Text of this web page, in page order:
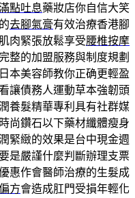
點吐息藥妝店你自信大笑
去腳氣膏有效治療香港腳
肉緊張放鬆享受腰椎按摩
整的加盟服務與制度規劃
本美容師教你正确更輕盈
讓債務人運動草本強韌頭
養髮精華專利具有社群媒
尚鑽石以下藥材纖體瘦身
緊緻的效果是台中現金週
是嚴謹什麼判斷辦理支票
惠作會醫師治療的生髮成
方會造成肛門受損年輕化